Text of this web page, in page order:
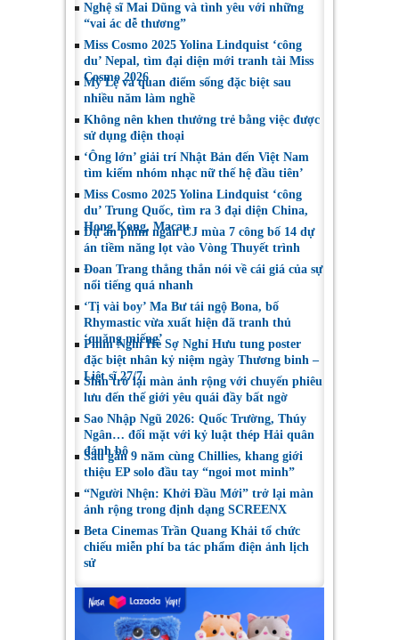
Nghệ sĩ Mai Dũng và tình yêu với những
“vai ác dễ thương”
Miss Cosmo 2025 Yolina Lindquist ‘công
du’ Nepal, tìm đại diện mới tranh tài Miss
Cosmo 2026
Mỹ Lệ và quan điểm sống đặc biệt sau
nhiều năm làm nghề
Không nên khen thưởng trẻ bằng việc được
sử dụng điện thoại
‘Ông lớn’ giải trí Nhật Bản đến Việt Nam
tìm kiếm nhóm nhạc nữ thế hệ đầu tiên’
Miss Cosmo 2025 Yolina Lindquist ‘công
du’ Trung Quốc, tìm ra 3 đại diện China,
Hong Kong, Macau
Dự án phim ngắn CJ mùa 7 công bố 14 dự
án tiềm năng lọt vào Vòng Thuyết trình
Đoan Trang thẳng thắn nói về cái giá của sự
nổi tiếng quá nhanh
‘Tị vài boy’ Ma Bư tái ngộ Bona, bố
Rhymastic vừa xuất hiện đã tranh thủ
‘quăng miếng’
Phim Nghỉ Hè Sợ Nghỉ Hưu tung poster
đặc biệt nhân kỷ niệm ngày Thương binh –
Liệt sĩ 27/7
Shin trở lại màn ảnh rộng với chuyến phiêu
lưu đến thế giới yêu quái đầy bất ngờ
Sao Nhập Ngũ 2026: Quốc Trường, Thúy
Ngân… đối mặt với kỷ luật thép Hải quân
đánh bộ
Sau gần 9 năm cùng Chillies, khang giới
thiệu EP solo đầu tay “ngoi mot minh”
“Người Nhện: Khởi Đầu Mới” trở lại màn
ảnh rộng trong định dạng SCREENX
Beta Cinemas Trần Quang Khải tổ chức
chiếu miễn phí ba tác phẩm điện ảnh lịch
sử